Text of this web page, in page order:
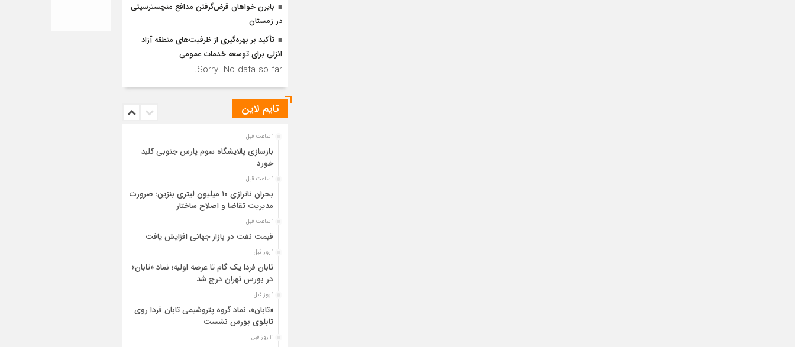
بایرن خواهان قرض‌گرفتن مدافع منچسترسیتی
در زمستان
تأكید بر بهره‌گیری از ظرفیت‌های منطقه آزاد
انزلی برای توسعه خدمات عمومی
Sorry. No data so far.
تایم لاین
1 ساعت قبل
بازسازی پالایشگاه سوم پارس جنوبی کلید
خورد
1 ساعت قبل
بحران ناترازی ۱۰ میلیون لیتری بنزین؛ ضرورت
مدیریت تقاضا و اصلاح ساختار
1 ساعت قبل
قیمت نفت در بازار جهانی افزایش یافت
1 روز قبل
تابان فردا یک گام تا عرضه اولیه؛ نماد «تابان»
در بورس تهران درج شد
1 روز قبل
«تابان»، نماد گروه پتروشیمی تابان فردا روی
تابلوی بورس نشست
3 روز قبل